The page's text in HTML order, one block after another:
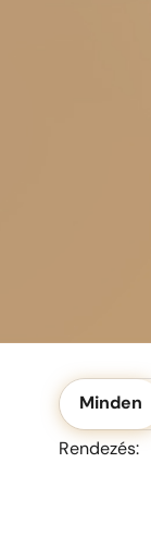
Okoliczność
Minden
Rendezés: